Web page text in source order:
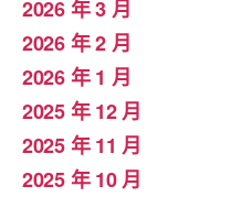
2026 年 3 月
2026 年 2 月
2026 年 1 月
2025 年 12 月
2025 年 11 月
2025 年 10 月